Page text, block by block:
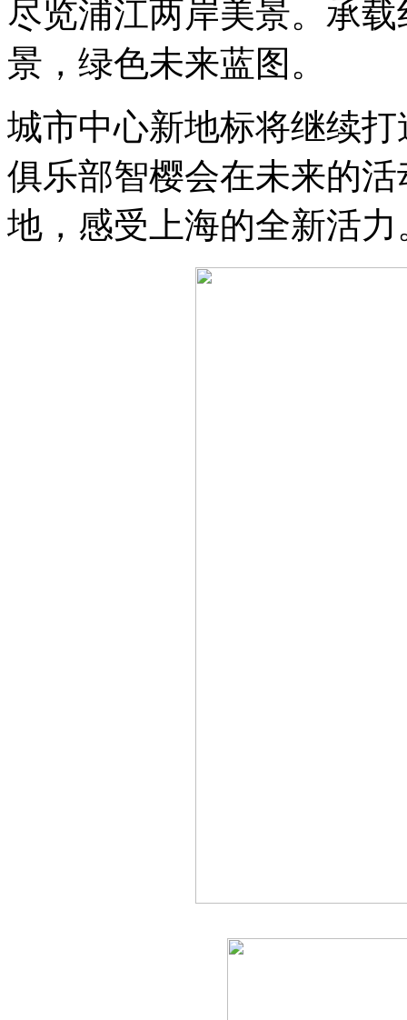
尽览浦江两岸美景。承
景，绿色未来蓝图。
城市中心新地标将继续
俱乐部智樱会在未来的
地，感受上海的全新活力